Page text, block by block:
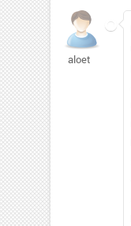
aloet